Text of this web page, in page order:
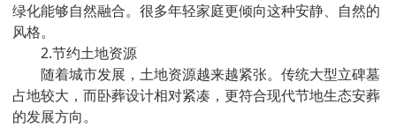
绿化能够自然融合。很多年轻家庭更倾向这种安静、自然的
风格。
2.节约土地资源
随着城市发展，土地资源越来越紧张。传统大型立碑墓
占地较大，而卧葬设计相对紧凑，更符合现代节地生态安葬
的发展方向。